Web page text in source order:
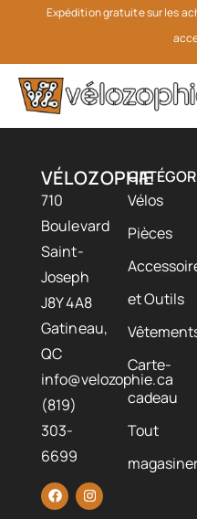
Expédition gratuite sur les
VÉLOZOPHIE
710
Boulevard
Saint-
Joseph
J8Y 4A8
Gatineau,
QC
info@velozophie.ca
(819)
303-
6699
Vélos
Pièces
et Outils
Carte-
cadeau
Tout